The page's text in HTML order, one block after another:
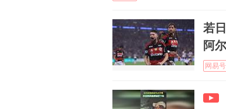
若
阿
网易号